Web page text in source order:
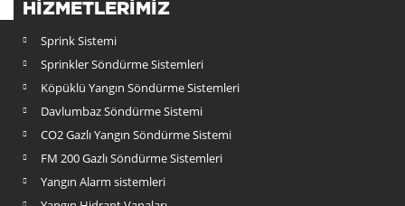
HIZMETLERIMIZ
Sprink Sistemi
Sprinkler Söndürme Sistemleri
Köpüklü Yangın Söndürme Sistemleri
Davlumbaz Söndürme Sistemi
CO2 Gazlı Yangın Söndürme Sistemi
FM 200 Gazlı Söndürme Sistemleri
Yangın Alarm sistemleri